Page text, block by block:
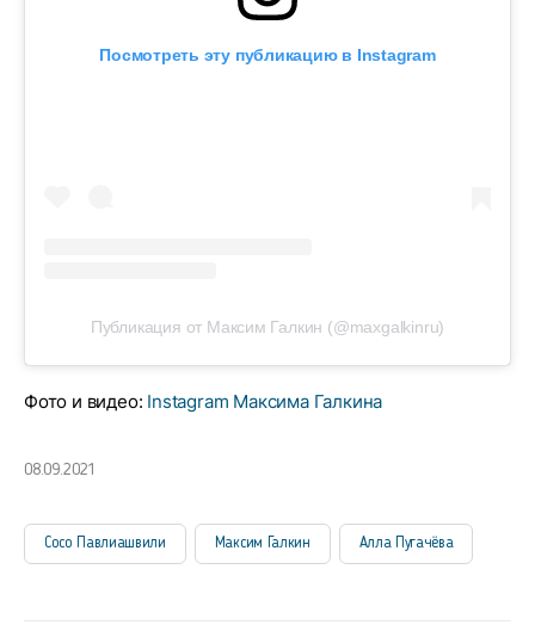
Посмотреть эту публикацию в Instagram
Публикация от Максим Галкин (@maxgalkinru)
Фото и видео: Instagram Максима Галкина
08.09.2021
Сосо Павлиашвили Максим Галкин Алла Пугачёва